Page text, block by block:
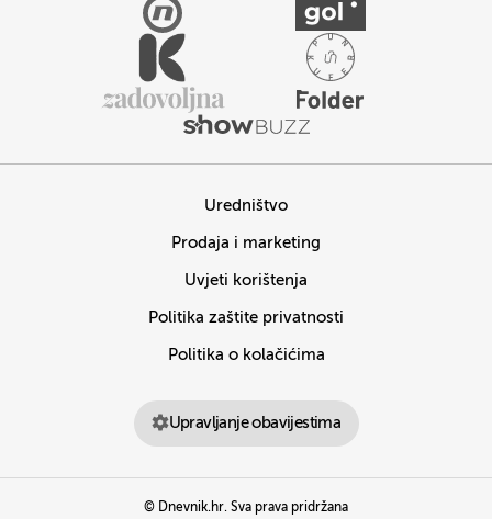
Uredništvo
Prodaja i marketing
Uvjeti korištenja
Politika zaštite privatnosti
Politika o kolačićima
Upravljanje obavijestima
© Dnevnik.hr. Sva prava pridržana